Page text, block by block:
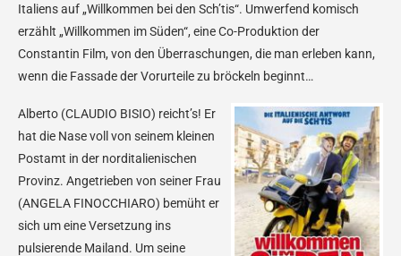
Italiens auf „Willkommen bei den Sch’tis“. Umwerfend komisch
erzählt „Willkommen im Süden“, eine Co-Produktion der
Constantin Film, von den Überraschungen, die man erleben kann,
wenn die Fassade der Vorurteile zu bröckeln beginnt…
Alberto (CLAUDIO BISIO) reicht’s! Er
hat die Nase voll von seinem kleinen
Postamt in der norditalienischen
Provinz. Angetrieben von seiner Frau
(ANGELA FINOCCHIARO) bemüht er
sich um eine Versetzung ins
pulsierende Mailand. Um seine